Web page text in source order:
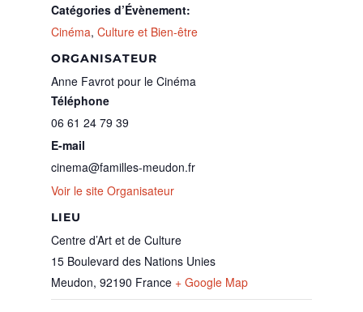
Catégories d’Évènement:
Cinéma, Culture et Bien-être
LIEU
Centre d’Art et de Culture
15 Boulevard des Nations Unies
Meudon, 92190 France + Google Map
ORGANISATEUR
Anne Favrot pour le Cinéma
Téléphone
06 61 24 79 39
E-mail
cinema@familles-meudon.fr
Voir le site Organisateur